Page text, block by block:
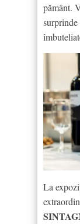
pământ.
surprinde
La